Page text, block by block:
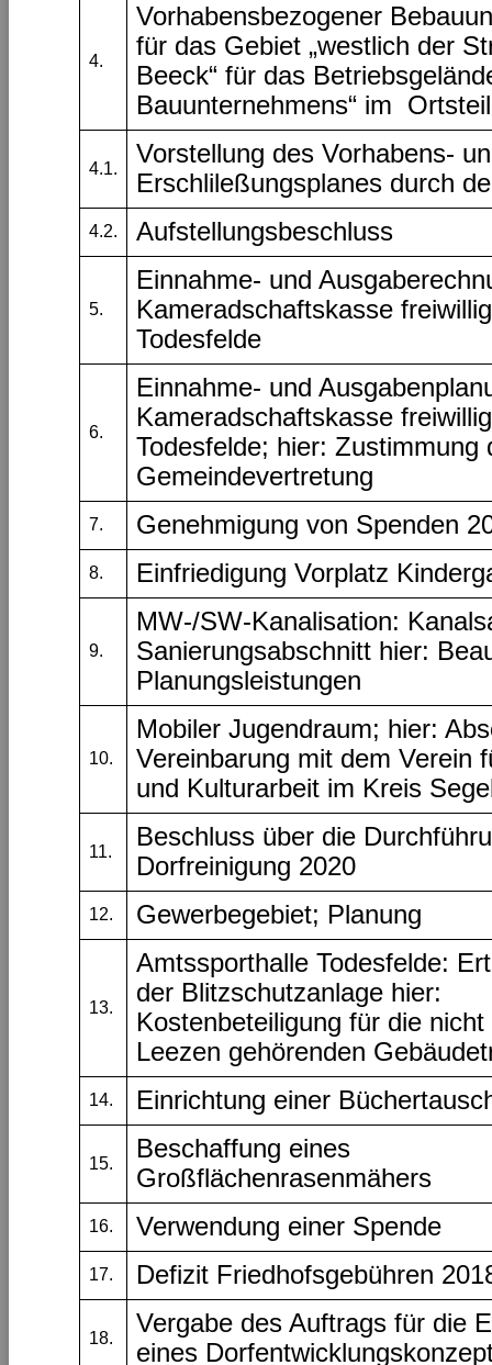
4.
Vorhabensbezogener
für das Gebiet „westlich der
Beeck“ für das
Bauunternehmens“ im
4.1.
Vorstellung des Vorhabens-
Erschlileßungsplanes durch
4.2. Aufstellungsbeschluss
5.
Einnahme- und
Kameradschaftskasse
Todesfelde
6.
Einnahme- und
Kameradschaftskasse
Todesfelde; hier: Zustimmung
Gemeindevertretung
7. Genehmigung von Spenden
8. Einfriedigung Vorplatz
9.
MW-/SW-Kanalisation:
Sanierungsabschnitt hier:
Planungsleistungen
10.
Mobiler Jugendraum; hier:
Vereinbarung mit dem Verein
und Kulturarbeit im Kreis
11.
Beschluss über die
Dorfreinigung 2020
12. Gewerbegebiet; Planung
13.
Amtssporthalle Todesfelde:
der Blitzschutzanlage hier:
Kostenbeteiligung für die
Leezen gehörenden
14. Einrichtung einer
15.
Beschaffung eines
Großflächenrasenmähers
16. Verwendung einer Spende
17. Defizit Friedhofsgebühren
18.
Vergabe des Auftrags für die
eines